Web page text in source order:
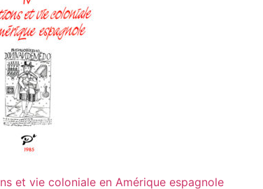
et vie coloniale en Amérique espagnole